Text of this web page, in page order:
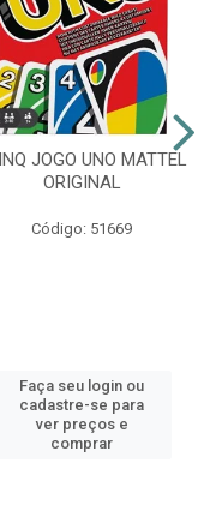
JOGO UNO MATTEL
ORIGINAL
Código: 51669
Faça seu login ou
cadastre-se para
ver preços e
comprar